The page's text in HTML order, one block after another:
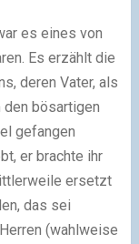
es eines von
Es erzählt die
deren Vater, als
den bösartigen
gefangen
er brachte ihr
ersetzt
das sei
(wahlweise